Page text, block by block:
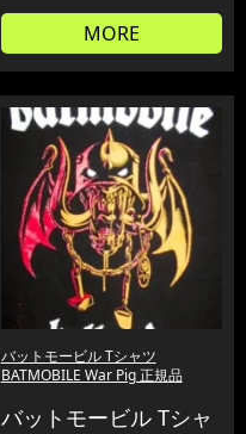
MORE
バットモービル Tシャツ
BATMOBILE War Pig 正規品
バットモービル Tシャ